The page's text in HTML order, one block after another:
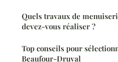
Quels travaux de
devez-vous réaliser ?
Top conseils pour
Beaufour-Druval